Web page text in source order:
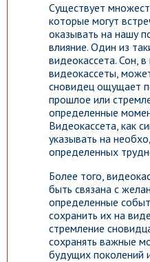
Существует
которые могут
оказывать на нашу
влияние. Один из
видеокассета. Сон,
видеокассеты,
сновидец ощущает
прошлое или
определенные
Видеокассета, как
указывать на
определенных
Более того,
быть связана с
определенные
сохранить их на
стремление
сохранять важные
будущих поколений